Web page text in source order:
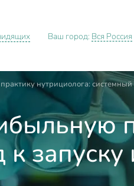
Ваш город: Вся Россия
нутрициолога: